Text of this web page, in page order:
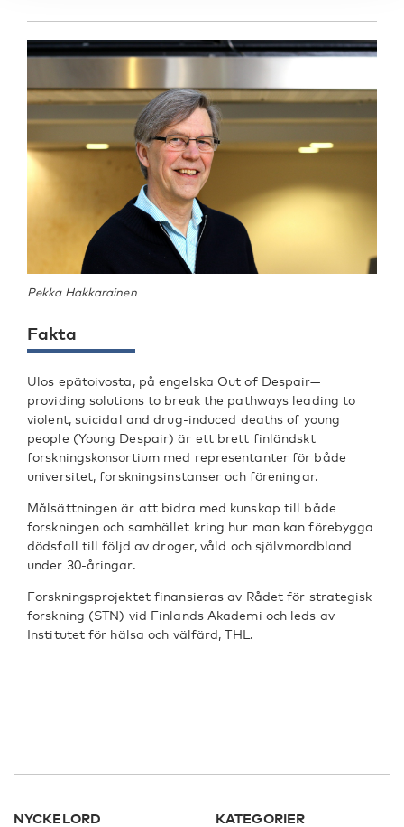
Pekka Hakkarainen
Fakta
Ulos epätoivosta, på engelska Out of Despair—
providing solutions to break the pathways leading to
violent, suicidal and drug-induced deaths of young
people (Young Despair) är ett brett finländskt
forskningskonsortium med representanter för både
universitet, forskningsinstanser och föreningar.
Målsättningen är att bidra med kunskap till både
forskningen och samhället kring hur man kan förebygga
dödsfall till följd av droger, våld och självmordbland
under 30-åringar.
Forskningsprojektet finansieras av Rådet för strategisk
forskning (STN) vid Finlands Akademi och leds av
Institutet för hälsa och välfärd, THL.
NYCKELORD KATEGORIER